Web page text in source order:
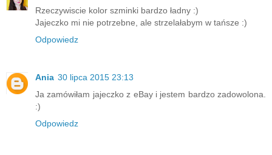
Rzeczywiscie kolor szminki bardzo ładny :)
Jajeczko mi nie potrzebne, ale strzelałabym w tańsze :)
Odpowiedz
Ania 30 lipca 2015 23:13
Ja zamówiłam jajeczko z eBay i jestem bardzo zadowolona.
:)
Odpowiedz